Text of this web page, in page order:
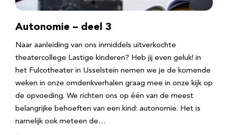
Autonomie – deel 3
Naar aanleiding van ons inmiddels uitverkochte
theatercollege Lastige kinderen? Heb jij even geluk! in
het Fulcotheater in IJsselstein nemen we je de komende
weken in onze omdenkverhalen graag mee in onze kijk op
de opvoeding. We richten ons op één van de meest
belangrijke behoeften van een kind: autonomie. Het is
namelijk ook meteen de…